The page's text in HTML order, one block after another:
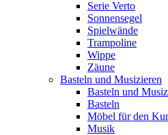
Serie Verto
Sonnensegel
Spielwände
Trampoline
Wippe
Zäune
Basteln und Musizieren
Basteln und
Basteln
Möbel für den
Musik